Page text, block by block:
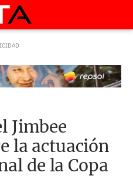
Jimbee
la actuación
de la Copa